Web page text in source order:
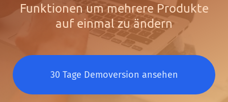
Funktionen um mehrere Produkte
auf einmal zu ändern
30 Tage Demoversion ansehen